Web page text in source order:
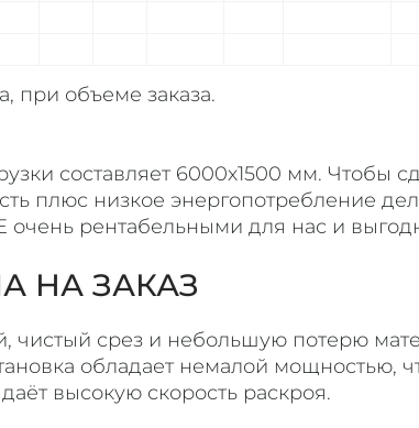
при объеме заказа.
составляет 6000х1500 мм. Чтобы
плюс низкое энергопотребление
очень рентабельными для нас и
НА ЗАКАЗ
чистый срез и небольшую потерю
обладает немалой мощностью,
высокую скорость раскроя.